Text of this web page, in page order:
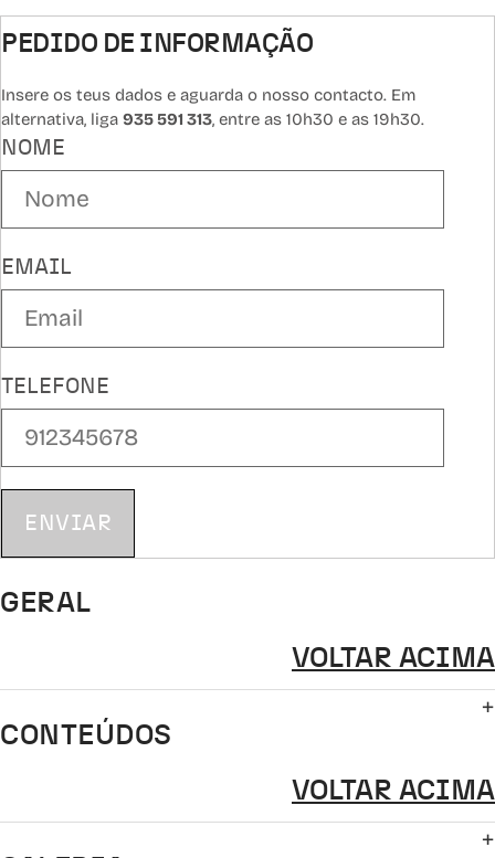
PEDIDO DE INFORMAÇÃO
Insere os teus dados e aguarda o nosso contacto. Em
alternativa, liga 935 591 313, entre as 10h30 e as 19h30.
NOME
EMAIL
TELEFONE
ENVIAR
GERAL
VOLTAR ACIMA
CONTEÚDOS
VOLTAR ACIMA